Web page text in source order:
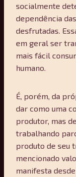
socialmente
dependência
desfrutadas.
em geral ser
mais fácil
humano.
É, porém, da
dar como uma
produtor, mas
trabalhando
produto de seu
mencionado
manifesta